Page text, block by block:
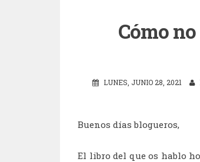
Cómo
LUNES, JUNIO 28, 2021
Buenos días blogueros,
El libro del que os hablo